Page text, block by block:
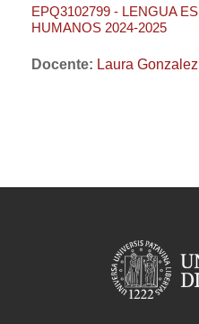
EPQ3102799 - LENGUA
HUMANOS 2024-2025
Docente: Laura Gonzalez